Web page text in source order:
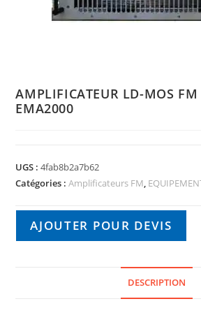
AMPLIFICATEUR LD-MOS FM
EMA2000
UGS :4fab8b2a7b62
Catégories :Amplificateurs FM,
AJOUTER POUR DEVIS
DESCRIPTION